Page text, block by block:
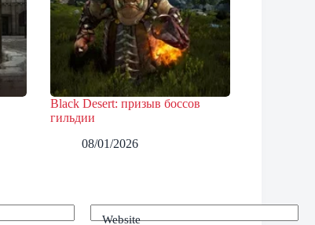
Black Desert: призыв боссов
гильдии
08/01/2026
Website